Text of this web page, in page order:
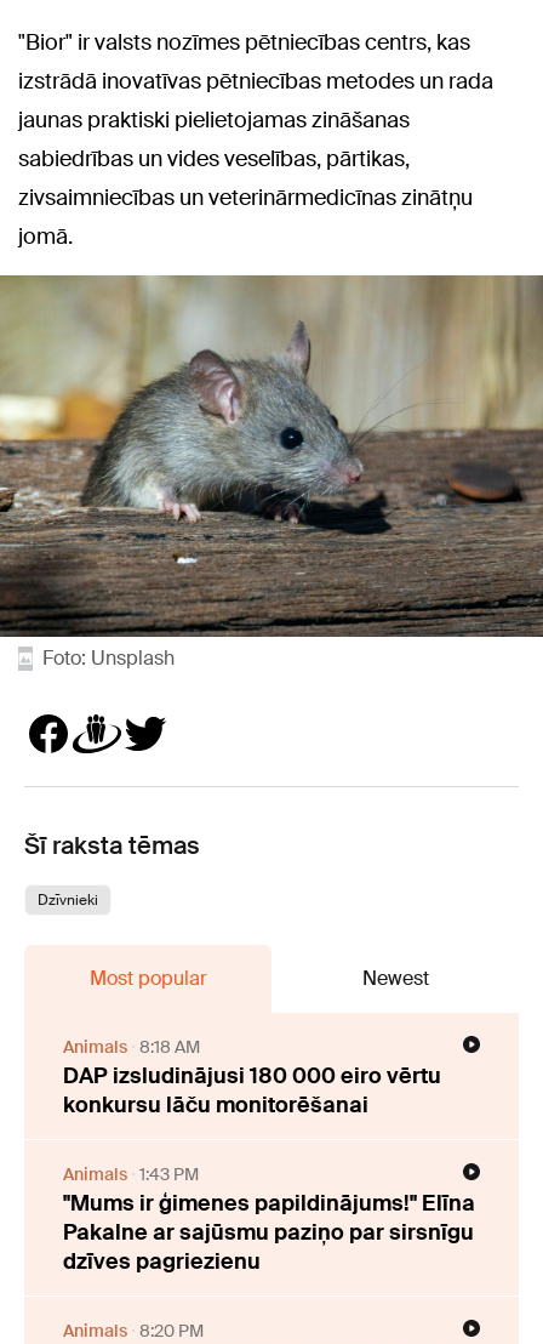
"Bior" ir valsts nozīmes pētniecības centrs, kas
izstrādā inovatīvas pētniecības metodes un rada
jaunas praktiski pielietojamas zināšanas
sabiedrības un vides veselības, pārtikas,
zivsaimniecības un veterinārmedicīnas zinātņu
jomā.
Foto: Unsplash
Šī raksta tēmas
Dzīvnieki
Most popular Newest
Animals 8:18 AM
DAP izsludinājusi 180 000 eiro vērtu
konkursu lāču monitorēšanai
Animals 1:43 PM
"Mums ir ģimenes papildinājums!" Elīna
Pakalne ar sajūsmu paziņo par sirsnīgu
dzīves pagriezienu
Animals 8:20 PM